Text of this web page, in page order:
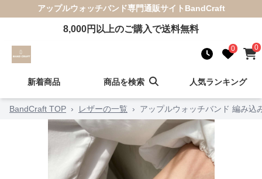
アップルウォッチバンド専門通販サイト BandCraft
8,000円以上のご購入で送料無料
0 0
新着商品 商品を検索 人気ランキング
BandCraft TOP › レザーの一覧 › アップルウォッチバンド 編み込